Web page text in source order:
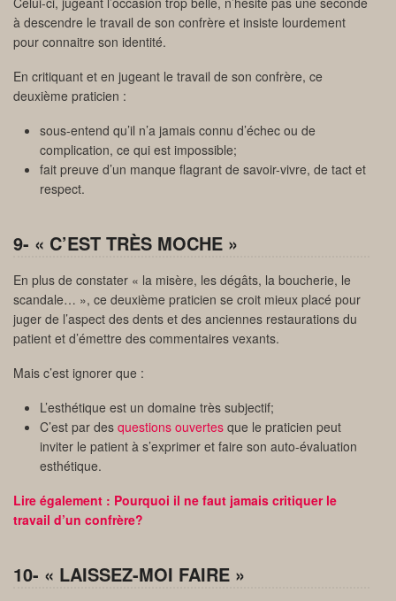
à descendre le travail de son confrère et insiste lourdement
pour connaitre son identité.
En critiquant et en jugeant le travail de son confrère, ce
deuxième praticien :
sous-entend qu’il n’a jamais connu d’échec ou de
complication, ce qui est impossible;
fait preuve d’un manque flagrant de savoir-vivre, de tact et
respect.
9- « C’EST TRÈS MOCHE »
En plus de constater « la misère, les dégâts, la boucherie, le
scandale… », ce deuxième praticien se croit mieux placé pour
juger de l’aspect des dents et des anciennes restaurations du
patient et d’émettre des commentaires vexants.
Mais c’est ignorer que :
L’esthétique est un domaine très subjectif;
C’est par des questions ouvertes que le praticien peut
inviter le patient à s’exprimer et faire son auto-évaluation
esthétique.
Lire également : Pourquoi il ne faut jamais critiquer le
travail d’un confrère?
10- « LAISSEZ-MOI FAIRE »